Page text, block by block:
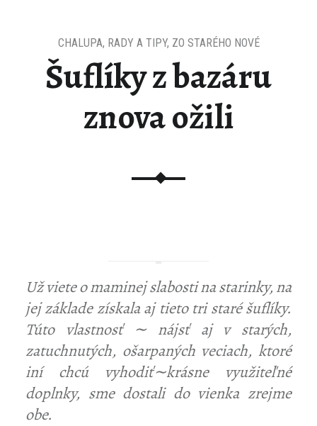
Šuflíky z bazáru
znova ožili
CHALUPA, RADY A TIPY, ZO STARÉHO NOVÉ
Už viete o maminej slabosti na starinky, na
jej základe získala aj tieto tri staréšuflíky.
Túto vlastnosť ∼ nájsť aj v starých,
zatuchnutých, ošarpaných veciach, ktoré
iní chcú vyhodiť∼krásne využiteľné
doplnky, sme dostali do vienka zrejme
obe.